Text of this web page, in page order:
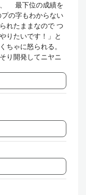
、 最下位の成績を
の字もわからない
れたままなので つ
りたいです！」と
ちゃに怒られる。
り開発してニヤニ